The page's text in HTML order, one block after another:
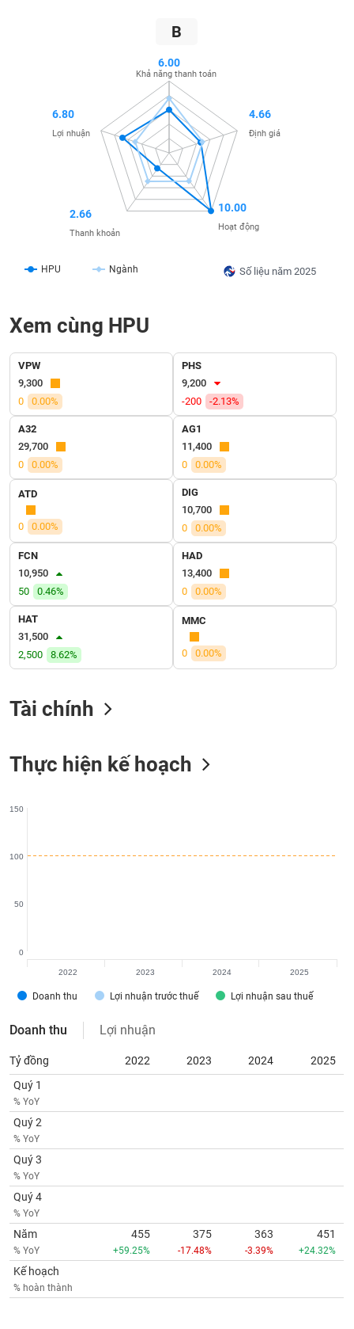
B
Số liệu năm 2025
HPU Ngành
6.00
Khả năng thanh toán
4.66
Định giá
10.00
Hoạt động
2.66
Thanh khoản
6.80
Lợi nhuận
Xem cùng HPU
VPW
9,300
0
0.00%
PHS
9,200
-200
-2.13%
A32
29,700
0
0.00%
AG1
11,400
0
0.00%
ATD
0 0.00%
DIG
10,700
0
0.00%
FCN
10,950
50
0.46%
HAD
13,400
0
0.00%
HAT
31,500
2,500
8.62%
MMC
0 0.00%
Tài chính
Thực hiện kế hoạch
Doanh thu Lợi nhuận trước thuế Lợi nhuận sau thuế
0
50
100
150
2022 2023 2024 2025
Doanh thu Lợi nhuận
Tỷ đồng 2022 2023 2024
2025
Quý 1
% YoY
Quý 2
% YoY
Quý 3
% YoY
Quý 4
% YoY
Năm
% YoY
455
+59.25%
375
-17.48%
363
-3.39%
451
+24.32%
Kế hoạch
% hoàn thành
THIẾT
YẾU
SỨC
KHỎE
TÀI
CHÍNH
CÔNG
NGHỆ
THÔNG
TIN
DỊCH
VỤ
SẢN
Mã
khoán
(-)
Tất cả
Lãnh
đạo
(-)
Tất cả
Tin
tức
(-)
Bài
viết